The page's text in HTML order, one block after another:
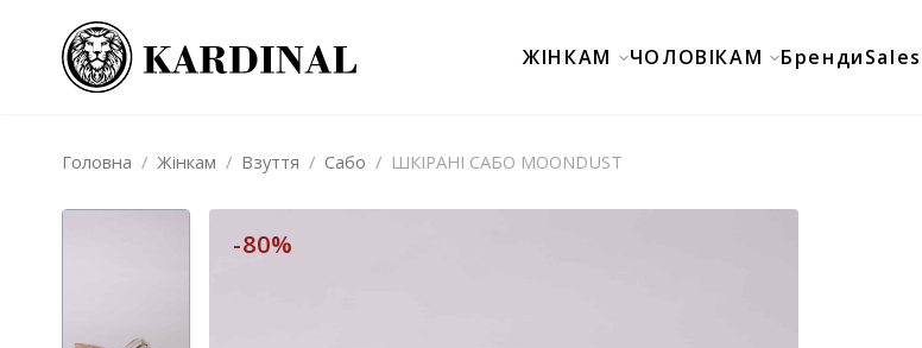
ЖІНКАМ ЧОЛОВІКАМ БрендиSales
Головна / Жінкам / Взуття / Сабо / ШКІРАНІ САБО MOONDUST
-80%